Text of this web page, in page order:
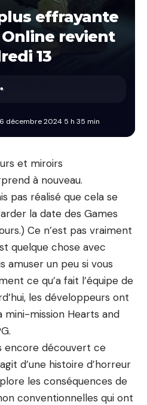
effrayante
revient
13
décembre 2024 5 h 35 min
à nouveau.
pas réalisé que cela se
la date des Games
Ce n’est pas vraiment
quelque chose avec
amuser un peu si vous
ce qu’a fait l’équipe de
les développeurs ont
mission Hearts and
encore découvert ce
d’une histoire d’horreur
les conséquences de
conventionnelles qui ont